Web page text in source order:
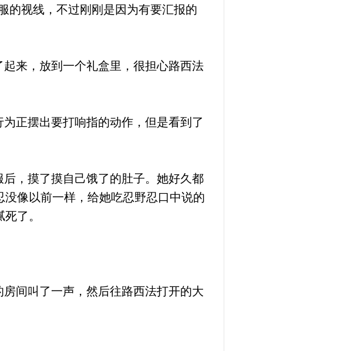
的视线，不过刚刚是因为有要汇报的
来，放到一个礼盒里，很担心路西法
正摆出要打响指的动作，但是看到了
，摸了摸自己饿了的肚子。她好久都
像以前一样，给她吃忍野忍口中说的
了。
间叫了一声，然后往路西法打开的大